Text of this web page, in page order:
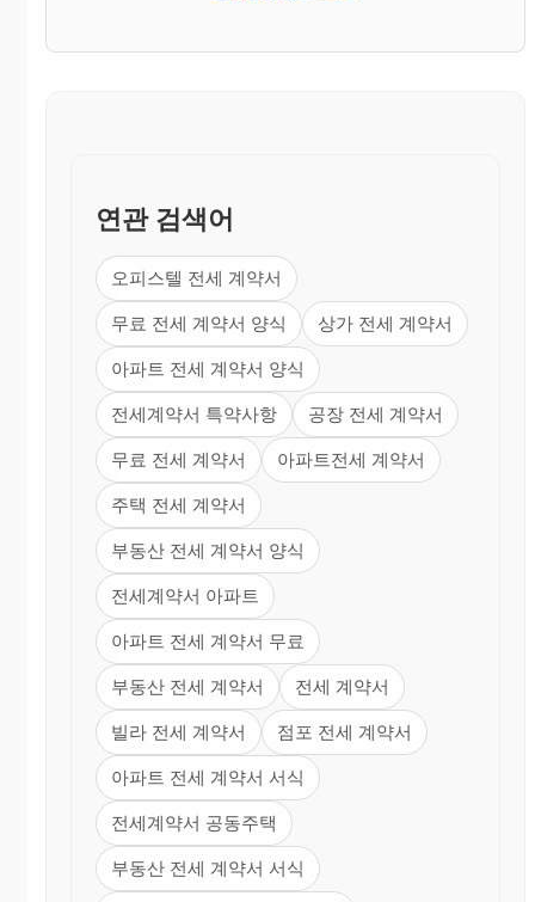
연관 검색어
오피스텔 전세 계약서
무료 전세 계약서 양식 상가 전세 계약서
아파트 전세 계약서 양식
전세계약서 특약사항 공장 전세 계약서
무료 전세 계약서 아파트전세 계약서
주택 전세 계약서
부동산 전세 계약서 양식
전세계약서 아파트
아파트 전세 계약서 무료
부동산 전세 계약서 전세 계약서
빌라 전세 계약서 점포 전세 계약서
아파트 전세 계약서 서식
전세계약서 공동주택
부동산 전세 계약서 서식